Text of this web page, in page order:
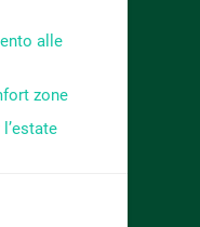
alle
zone